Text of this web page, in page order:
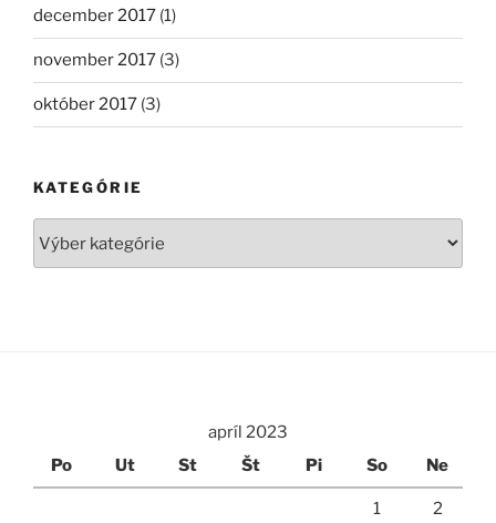
december 2017 (1)
november 2017 (3)
október 2017 (3)
KATEGÓRIE
apríl 2023
Po
Ut St Št Pi So Ne
1 2